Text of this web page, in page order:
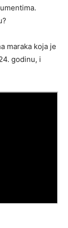
maraka koja je
godinu, i